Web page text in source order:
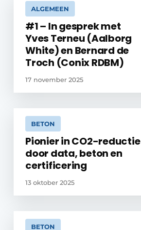
ALGEMEEN
#1 – In gesprek met
Yves Terneu (Aalborg
White) en Bernard de
Troch (Conix RDBM)
17 november 2025
BETON
Pionier in CO2-reductie
door data, beton en
certificering
13 oktober 2025
BETON